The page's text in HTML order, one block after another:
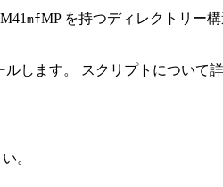
mfMP を持つディレクトリー
します。 スクリプトについて
。